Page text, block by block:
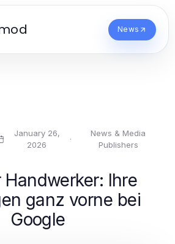
News
January 26,
2026
·
News & Media
Publishers
Handwerker: Ihre
ganz vorne bei
Google